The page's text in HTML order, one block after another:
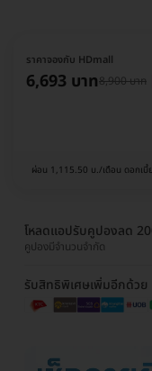
ราคาจองกับ HDmall
6,693 บาท8,900 บาท
ผ่อน 1,115.50 บ./เดือน ดอกเบี้
โหลดแอปรับคูปองลด
คูปองมีจำนวนจำกัด
รับสิทธิพิเศษเพิ่มอีกด้ว